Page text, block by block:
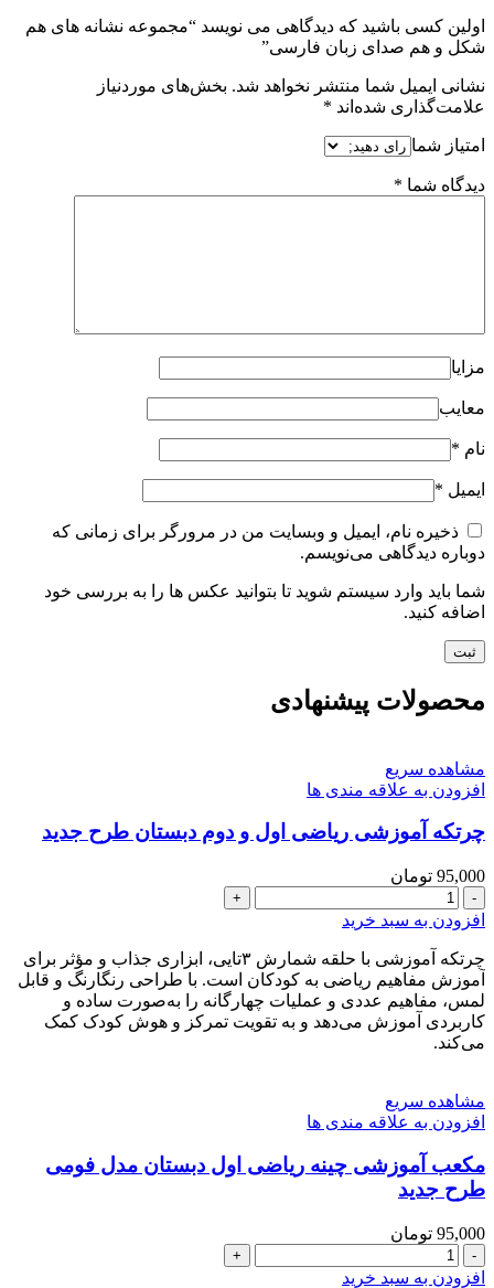
اولین کسی باشید که دیدگاهی می نویسد “مجموعه نشانه های هم
شکل و هم صدای زبان فارسی”
نشانی ایمیل شما منتشر نخواهد شد. بخش‌های موردنیاز
علامت‌گذاری شده‌اند *
امتیاز شما
دیدگاه شما *
مزایا
معایب
نام *
ایمیل *
ذخیره نام، ایمیل و وبسایت من در مرورگر برای زمانی که
دوباره دیدگاهی می‌نویسم.
شما باید وارد سیستم شوید تا بتوانید عکس ها را به بررسی خود
اضافه کنید.
محصولات پیشنهادی
مشاهده سریع
افزودن به علاقه مندی ها
چرتکه آموزشی ریاضی اول و دوم دبستان طرح جدید
95,000 تومان
چرتکه
آموزشی
اول
و
دوم
دبستان
طرح
افزودن به سبد خرید
چرتکه آموزشی با حلقه شمارش ۳تایی، ابزاری جذاب و مؤثر برای
آموزش مفاهیم ریاضی به کودکان است. با طراحی رنگارنگ و قابل
لمس، مفاهیم عددی و عملیات چهارگانه را به‌صورت ساده و
کاربردی آموزش می‌دهد و به تقویت تمرکز و هوش کودک کمک
می‌کند.
مشاهده سریع
افزودن به علاقه مندی ها
مکعب آموزشی چینه ریاضی اول دبستان مدل فومی
طرح جدید
95,000 تومان
مکعب
آموزشی
افزودن به سبد خرید